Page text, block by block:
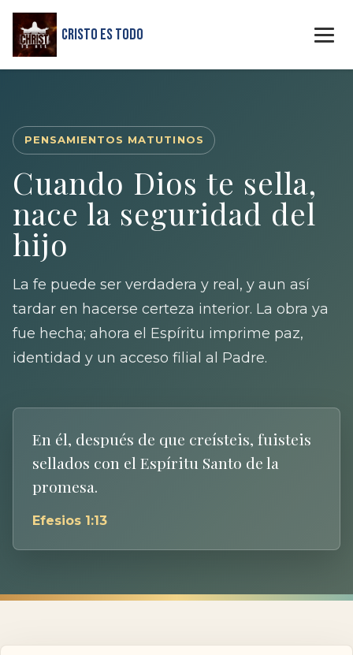
Cristo Es Todo
PENSAMIENTOS MATUTINOS
Cuando Dios te sella,
nace la seguridad del
hijo
La fe puede ser verdadera y real, y aun así
tardar en hacerse certeza interior. La obra ya
fue hecha; ahora el Espíritu imprime paz,
identidad y un acceso filial al Padre.
En él, después de que creísteis, fuisteis
sellados con el Espíritu Santo de la
promesa.
Efesios 1:13